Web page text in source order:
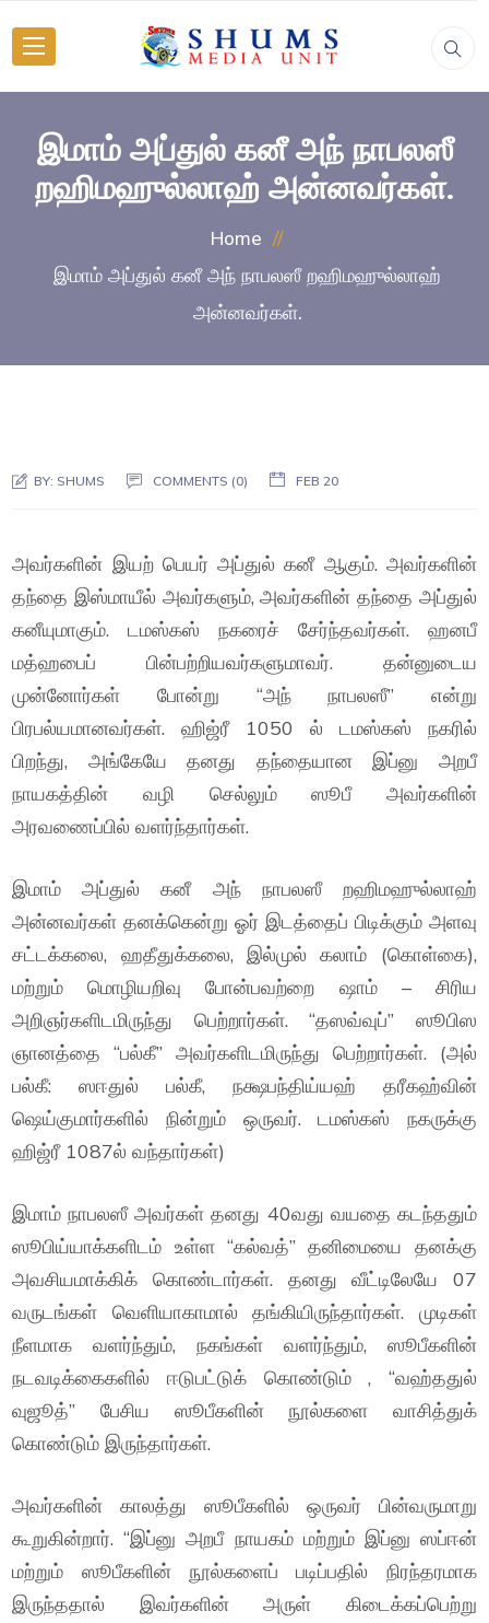
இமாம் அப்துல் கனீ அந் நாபலஸீ
றஹிமஹுல்லாஹ் அன்னவர்கள்.
Home
இமாம் அப்துல் கனீ அந் நாபலஸீ றஹிமஹுல்லாஹ்
அன்னவர்கள்.
BY: SHUMS COMMENTS (0) FEB 20
அவர்களின் இயற் பெயர் அப்துல் கனீ ஆகும். அவர்களின்
தந்தை இஸ்மாயீல் அவர்களும், அவர்களின் தந்தை அப்துல்
கனீயுமாகும். டமஸ்கஸ் நகரைச் சேர்ந்தவர்கள். ஹனபீ
மத்ஹபைப் பின்பற்றியவர்களுமாவர். தன்னுடைய
முன்னோர்கள் போன்று “அந் நாபலஸீ” என்று
பிரபல்யமானவர்கள். ஹிஜ்ரீ 1050 ல் டமஸ்கஸ் நகரில்
பிறந்து, அங்கேயே தனது தந்தையான இப்னு அறபீ
நாயகத்தின் வழி செல்லும் ஸூபீ அவர்களின்
அரவணைப்பில் வளர்ந்தார்கள்.
இமாம் அப்துல் கனீ அந் நாபலஸீ றஹிமஹுல்லாஹ்
அன்னவர்கள் தனக்கென்று ஓர் இடத்தைப் பிடிக்கும் அளவு
சட்டக்கலை, ஹதீதுக்கலை, இல்முல் கலாம் (கொள்கை),
மற்றும் மொழியறிவு போன்பவற்றை ஷாம் – சிரிய
அறிஞர்களிடமிருந்து பெற்றார்கள். “தஸவ்வுப்” ஸூபிஸ
ஞானத்தை “பல்கீ” அவர்களிடமிருந்து பெற்றார்கள். (அல்
பல்கீ: ஸஈதுல் பல்கீ, நக்ஷபந்திய்யஹ் தரீகஹ்வின்
ஷெய்குமார்களில் நின்றும் ஒருவர். டமஸ்கஸ் நகருக்கு
ஹிஜ்ரீ 1087ல் வந்தார்கள்)
இமாம் நாபலஸீ அவர்கள் தனது 40வது வயதை கடந்ததும்
ஸூபிய்யாக்களிடம் உள்ள “கல்வத்” தனிமையை தனக்கு
அவசியமாக்கிக் கொண்டார்கள். தனது வீட்டிலேயே 07
வருடங்கள் வெளியாகாமால் தங்கியிருந்தார்கள். முடிகள்
நீளமாக வளர்ந்தும், நகங்கள் வளர்ந்தும், ஸூபீகளின்
நடவடிக்கைகளில் ஈடுபட்டுக் கொண்டும் , “வஹ்ததுல்
வுஜூத்” பேசிய ஸூபீகளின் நூல்களை வாசித்துக்
கொண்டும் இருந்தார்கள்.
அவர்களின் காலத்து ஸூபீகளில் ஒருவர் பின்வருமாறு
கூறுகின்றார். “இப்னு அறபீ நாயகம் மற்றும் இப்னு ஸப்ஈன்
மற்றும் ஸூபீகளின் நூல்களைப் படிப்பதில் நிரந்தரமாக
இருந்ததால் இவர்களின் அருள் கிடைக்கப்பெற்று